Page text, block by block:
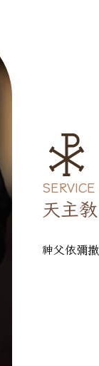
天主教
神父依彌